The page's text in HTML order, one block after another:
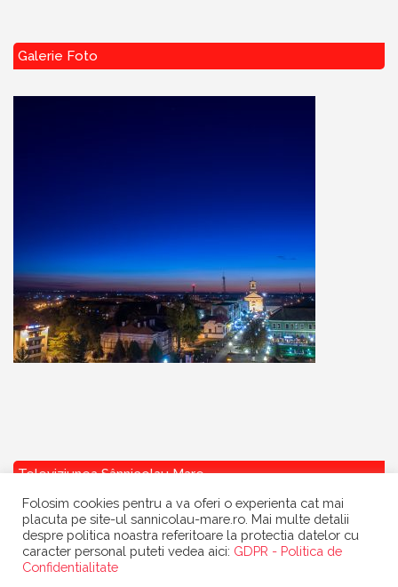
Galerie Foto
Televiziunea Sânnicolau Mare
Folosim cookies pentru a va oferi o experienta cat mai
placuta pe site-ul sannicolau-mare.ro. Mai multe detalii
despre politica noastra referitoare la protectia datelor cu
caracter personal puteti vedea aici: GDPR - Politica de
Confidentialitate